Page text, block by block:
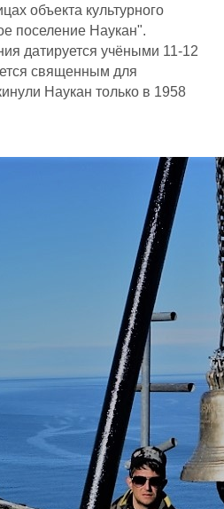
объекта культурного
поселение Наукан".
датируется учёными 11-12
священным для
Наукан только в 1958